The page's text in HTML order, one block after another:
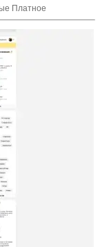
Платное